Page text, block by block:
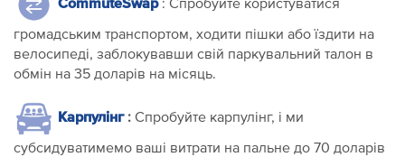
CommuteSwap: Спробуйте користуватися
громадським транспортом, ходити пішки або їздити на
велосипеді, заблокувавши свій паркувальний талон в
обмін на 35 доларів на місяць.
Карпулінг : Спробуйте карпулінг, і ми
субсидуватимемо ваші витрати на пальне до 70 доларів